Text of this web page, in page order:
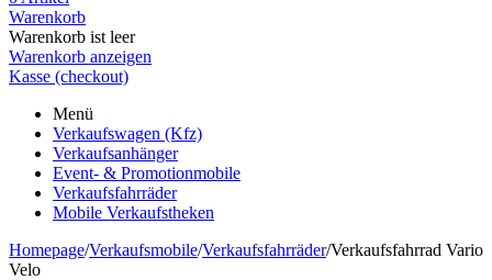
Warenkorb
Warenkorb ist leer
Warenkorb anzeigen
Kasse (checkout)
Menü
Verkaufswagen (Kfz)
Verkaufsanhänger
Event- & Promotionmobile
Verkaufsfahrräder
Mobile Verkaufstheken
Homepage/Verkaufsmobile/Verkaufsfahrräder/Verkaufsfahrrad Vario
Velo